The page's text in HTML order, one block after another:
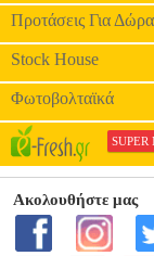
Προτάσεις Για Δώρα
Stock House
Φωτοβολταϊκά
SUPER